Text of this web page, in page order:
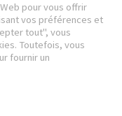
pour vous offrir
vos préférences et
tout", vous
Toutefois, vous
fournir un